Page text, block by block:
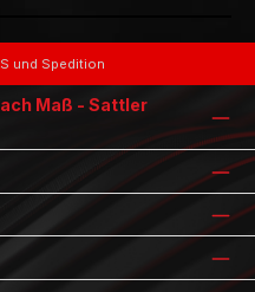
und Spedition
Maß - Sattler